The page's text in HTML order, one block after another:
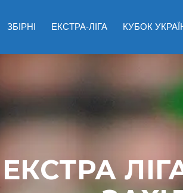
ЗБІРНІ ЕКСТРА-ЛІГА КУБОК
ЕКСТРА